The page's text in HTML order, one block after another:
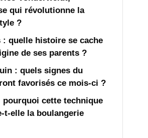
qui révolutionne la
?
: quelle histoire se cache
de ses parents ?
: quels signes du
favorisés ce mois-ci ?
pourquoi cette technique
t-elle la boulangerie